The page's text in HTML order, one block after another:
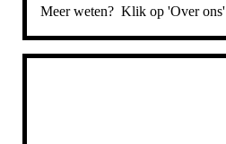
Meer weten? Klik op 'Over ons'